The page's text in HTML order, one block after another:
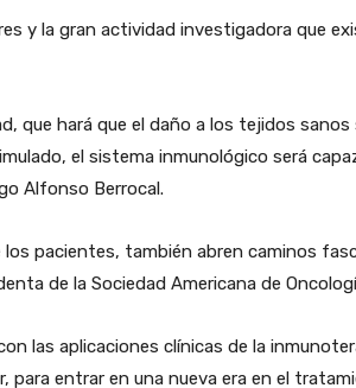
y la gran actividad investigadora que
que hará que el daño a los tejidos sanos
el sistema inmunológico será
Alfonso Berrocal.
pacientes, también abren caminos
de la Sociedad Americana de
las aplicaciones clínicas de la
entrar en una nueva era en el